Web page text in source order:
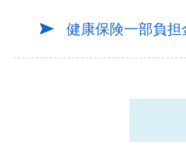
健康保険一部負